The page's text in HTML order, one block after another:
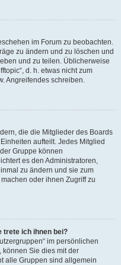
im Forum zu beobachten.
zu ändern und zu löschen und
und zu teilen. Üblicherweise
d. h. etwas nicht zum
Angreifendes schreiben.
die die Mitglieder des Boards
aufteilt. Jedes Mitglied
Gruppe können
es den Administratoren,
zu ändern und sie zum
oder ihnen Zugriff zu
trete ich ihnen bei?
im persönlichen
können Sie dies mit der
alle Gruppen sind allgemein